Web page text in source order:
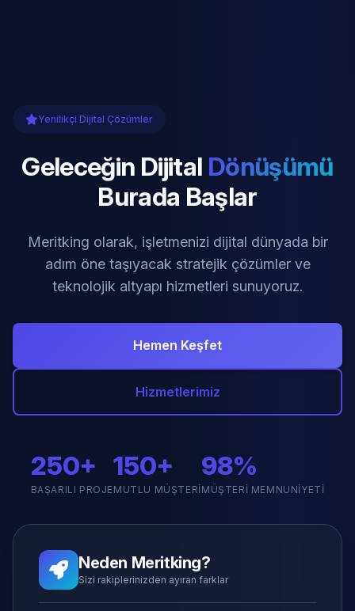
Yenilikçi Dijital Çözümler
Geleceğin Dijital Dönüşümü
Burada Başlar
Meritking olarak, işletmenizi dijital dünyada bir
adım öne taşıyacak stratejik çözümler ve
teknolojik altyapı hizmetleri sunuyoruz.
Hemen Keşfet
Hizmetlerimiz
250+
BAŞARILI PROJE
150+
MUTLU MÜŞTERI
98%
MÜŞTERI MEMNUNIYETI
Neden Meritking?
Sizi rakiplerinizden ayıran farklar